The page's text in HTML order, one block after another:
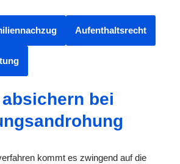
Aufenthaltsrecht
bei
kommt es zwingend auf die